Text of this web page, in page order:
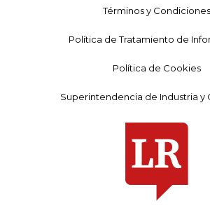
Términos y Condiciones
Política de Tratamiento de
Política de Cookies
Superintendencia de Industria y